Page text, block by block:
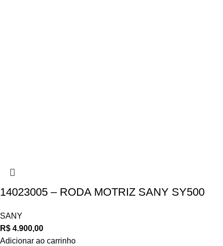
14023005 – RODA MOTRIZ SANY SY500
SANY
R$ 4.900,00
Adicionar ao carrinho